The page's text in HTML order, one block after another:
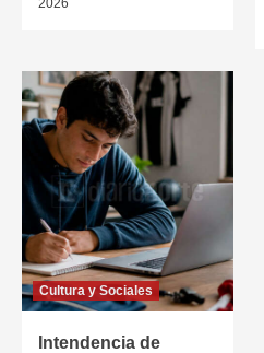
Cultura y Sociales
Intendencia de